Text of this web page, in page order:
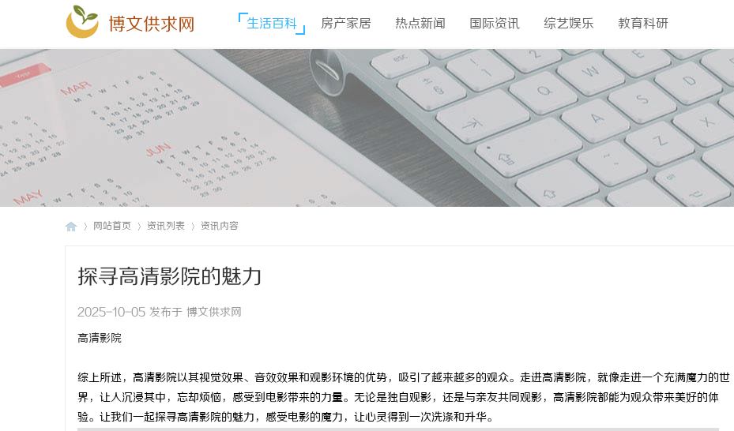
博文供求网 生活百科 房产家居 热点新闻 国际资讯 综艺娱乐 教育科研
网站首页 资讯列表 资讯内容
探寻高清影院的魅力
2025-10-05 发布于 博文供求网
高清影院
综上所述，高清影院以其视觉效果、音效效果和观影环境的优势，吸引了越来越多的观众。走进高清影院，就像走进一个充满魔力的世
界，让人沉浸其中，忘却烦恼，感受到电影带来的力量。无论是独自观影，还是与亲友共同观影，高清影院都能为观众带来美好的体
验。让我们一起探寻高清影院的魅力，感受电影的魔力，让心灵得到一次洗涤和升华。